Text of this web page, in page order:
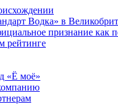
Водка» в
признание как
рейтинге
«Ё моё»